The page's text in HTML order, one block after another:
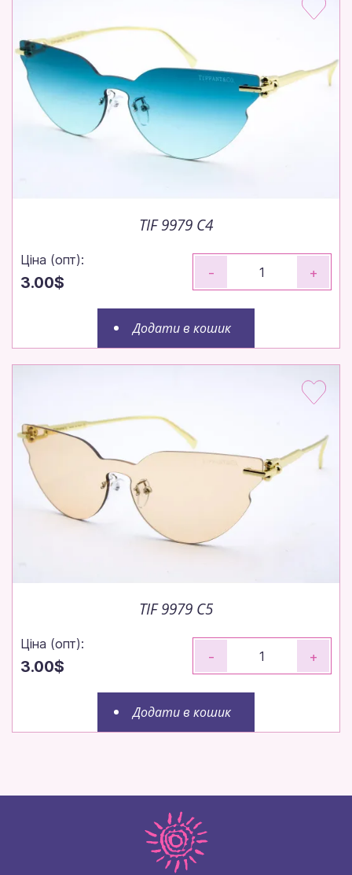
TIF 9979 C4
Ціна (опт):
3.00$
- +
Додати в кошик
TIF 9979 C5
Ціна (опт):
3.00$
- +
Додати в кошик